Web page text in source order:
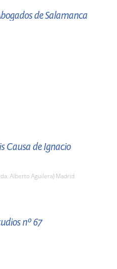
de Salamanca
Causa de Ignacio
Alberto Aguilera) Madrid
nº 67